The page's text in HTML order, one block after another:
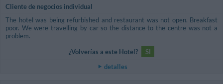
Cliente de negocios individual
The hotel was being refurbished and restaurant was not open. Breakfast
poor. We were travelling by car so the distance to the centre was not a
problem.
¿Volverías a este Hotel?
SI
detalles